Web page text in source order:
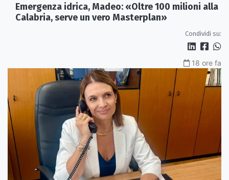
Emergenza idrica, Madeo: «Oltre 100 milioni alla
Calabria, serve un vero Masterplan»
Condividi su:
18 ore fa